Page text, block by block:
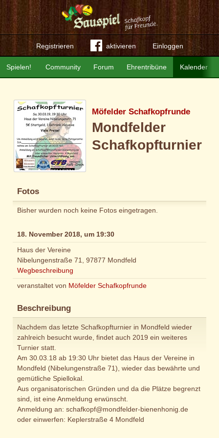
Registrieren aktivieren Einloggen
Community Forum Ehrentribüne Kalender
Spielen!
Möfelder Schafkopfrunde
Mondfelder
Schafkopfturnier
Fotos
Bisher wurden noch keine Fotos eingetragen.
18. November 2018, um 19:30
Haus der Vereine
Nibelungenstraße 71, 97877 Mondfeld
Wegbeschreibung
veranstaltet von Möfelder Schafkopfrunde
Beschreibung
Nachdem das letzte Schafkopfturnier in Mondfeld wieder
zahlreich besucht wurde, findet auch 2019 ein weiteres
Turnier statt.
Am 30.03.18 ab 19:30 Uhr bietet das Haus der Vereine in
Mondfeld (Nibelungenstraße 71), wieder das bewährte und
gemütliche Spiellokal.
Aus organisatorischen Gründen und da die Plätze begrenzt
sind, ist eine Anmeldung erwünscht.
Anmeldung an: schafkopf@mondfelder-bienenhonig.de
oder einwerfen: Keplerstraße 4 Mondfeld